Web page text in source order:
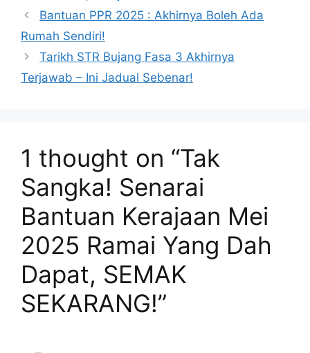
Bantuan PPR 2025 : Akhirnya Boleh Ada
Rumah Sendiri!
Tarikh STR Bujang Fasa 3 Akhirnya
Terjawab – Ini Jadual Sebenar!
1 thought on “Tak
Sangka! Senarai
Bantuan Kerajaan Mei
2025 Ramai Yang Dah
Dapat, SEMAK
SEKARANG!”